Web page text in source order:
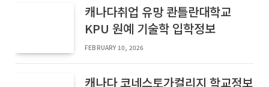
캐나다취업 유망 콴틀란대학교
KPU 원예 기술학 입학정보
FEBRUARY 10, 2026
캐나다 코네스토가컬리지 학교정보